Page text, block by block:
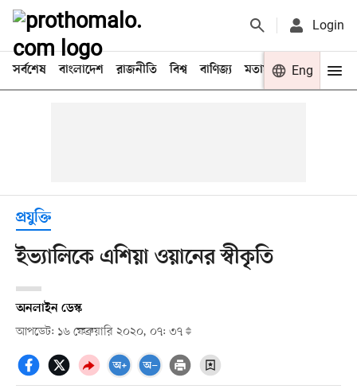
Login
সর্বশেষ বাংলাদেশ রাজনীতি বিশ্ব বাণিজ্য মতামত খেলা
Eng
প্রযুক্তি
ইভ্যালিকে এশিয়া ওয়ানের স্বীকৃতি
অনলাইন ডেস্ক
আপডেট: ১৬ ফেব্রুয়ারি ২০২০, ০৭: ৩৭